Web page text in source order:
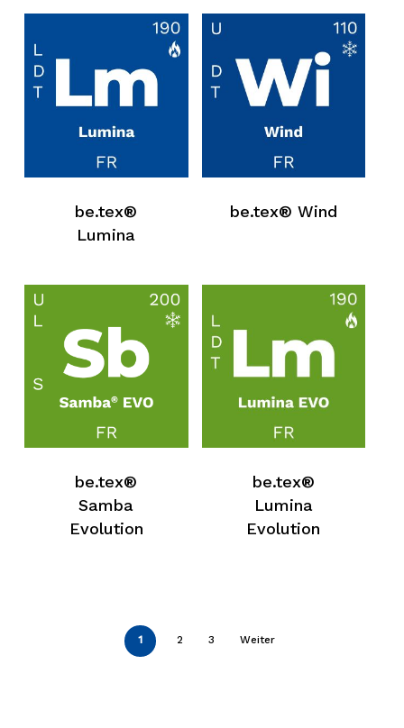
Zum Shop Gehen
be.tex®
Lumina
be.tex® Wind
be.tex®
Samba
Evolution
be.tex®
Lumina
Evolution
1 2 3 Weiter